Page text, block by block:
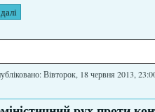
Вівторок, 18 червня 2013,